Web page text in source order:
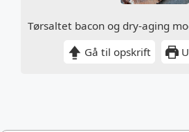
Tørsaltet bacon og dry-aging
Gå til opskrift